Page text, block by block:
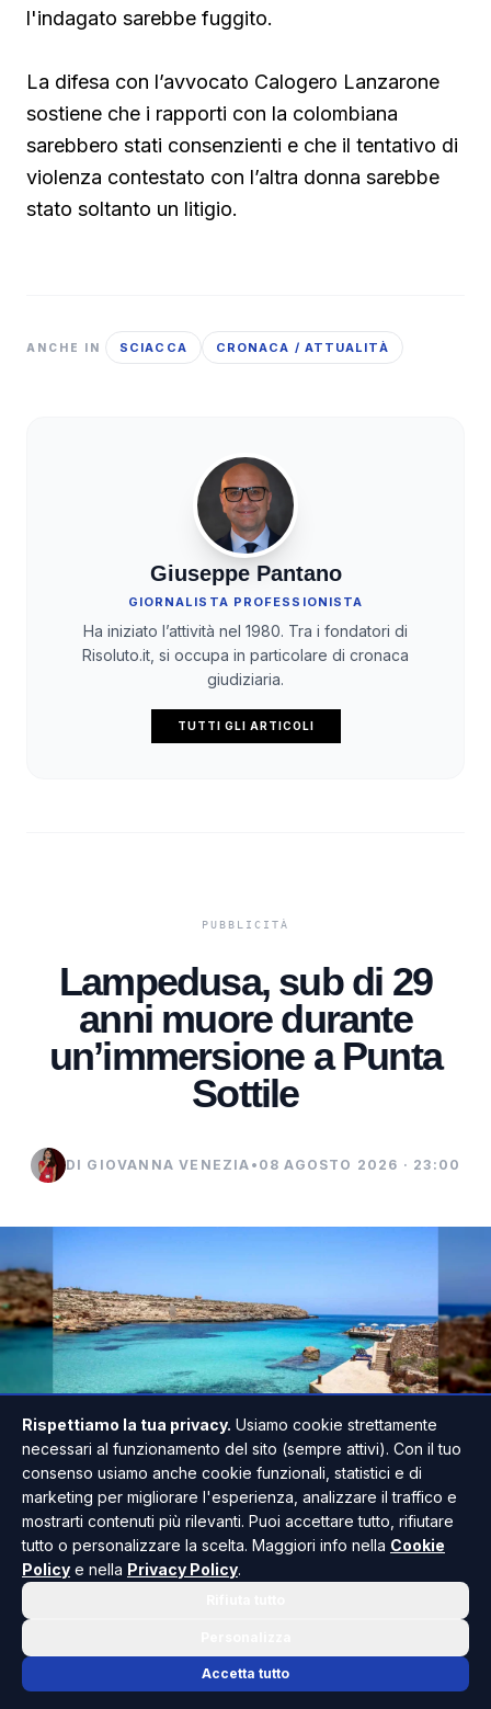
l'indagato sarebbe fuggito.
La difesa con l’avvocato Calogero Lanzarone
sostiene che i rapporti con la colombiana
sarebbero stati consenzienti e che il tentativo di
violenza contestato con l’altra donna sarebbe
stato soltanto un litigio.
ANCHE IN SCIACCA CRONACA / ATTUALITÀ
Giuseppe Pantano
GIORNALISTA PROFESSIONISTA
Ha iniziato l’attività nel 1980. Tra i fondatori di
Risoluto.it, si occupa in particolare di cronaca
giudiziaria.
TUTTI GLI ARTICOLI
Lampedusa, sub di 29
anni muore durante
un’immersione a Punta
Sottile
DI GIOVANNA VENEZIA • 08 AGOSTO 2026 · 23:00
Un sub di 29 anni ha perso la vita nelle acque di
Lampedusa mentre effettuava un’immersione
nella zona di Punta Sottile.
subacquee, si trovava sull’isola insieme alla
Rispettiamo la tua privacy. Usiamo cookie strettamente
necessari al funzionamento del sito (sempre attivi). Con il tuo
consenso usiamo anche cookie funzionali, statistici e di
marketing per migliorare l'esperienza, analizzare il traffico e
mostrarti contenuti più rilevanti. Puoi accettare tutto, rifiutare
tutto o personalizzare la scelta. Maggiori info nella Cookie
Policy e nella Privacy Policy.
Accetta tutto